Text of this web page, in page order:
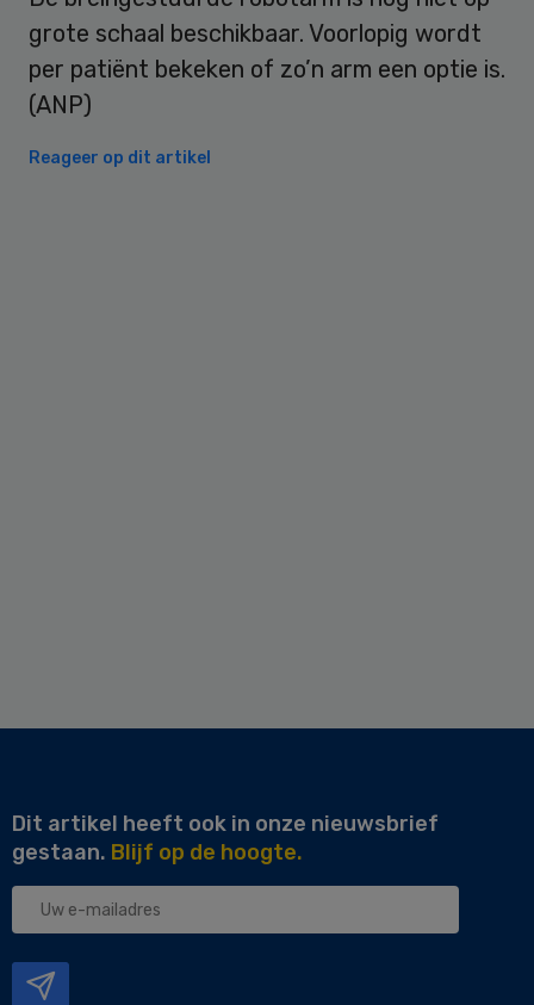
grote schaal beschikbaar. Voorlopig wordt
per patiënt bekeken of zo’n arm een optie is.
(ANP)
Reageer op dit artikel
Dit artikel heeft ook in onze nieuwsbrief
gestaan. Blijf op de hoogte.
Uw